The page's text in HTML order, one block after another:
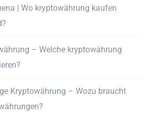
| Wo kryptowährung kaufen
– Welche kryptowährung
Kryptowährung – Wozu braucht